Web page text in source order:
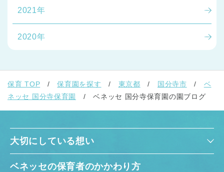
2021年
2020年
保育 TOP 保育園を探す 東京都 国分寺市
ベ
ネッセ 国分寺保育園
ベネッセ 国分寺保育園の園ブログ
大切にしている想い
ベネッセの保育者のかかわり方